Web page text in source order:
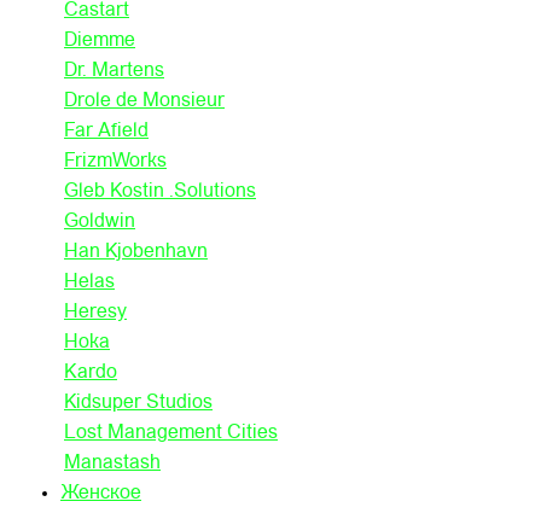
Castart
Diemme
Dr. Martens
Drole de Monsieur
Far Afield
FrizmWorks
Gleb Kostin .Solutions
Goldwin
Han Kjobenhavn
Helas
Heresy
Hoka
Kardo
Kidsuper Studios
Lost Management Cities
Manastash
Женское